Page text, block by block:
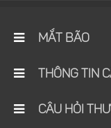
MẮT BÃO
THÔNG TIN
CÂU HỎI